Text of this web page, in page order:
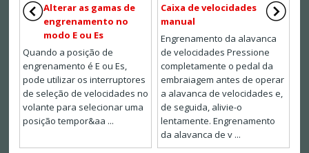
Alterar as gamas de
engrenamento no
modo E ou Es
Quando a posição de
engrenamento é E ou Es,
pode utilizar os interruptores
de seleção de velocidades no
volante para selecionar uma
posição tempor&aa ...
Caixa de velocidades
manual
Engrenamento da alavanca
de velocidades Pressione
completamente o pedal da
embraiagem antes de operar
a alavanca de velocidades e,
de seguida, alivie-o
lentamente. Engrenamento
da alavanca de v ...